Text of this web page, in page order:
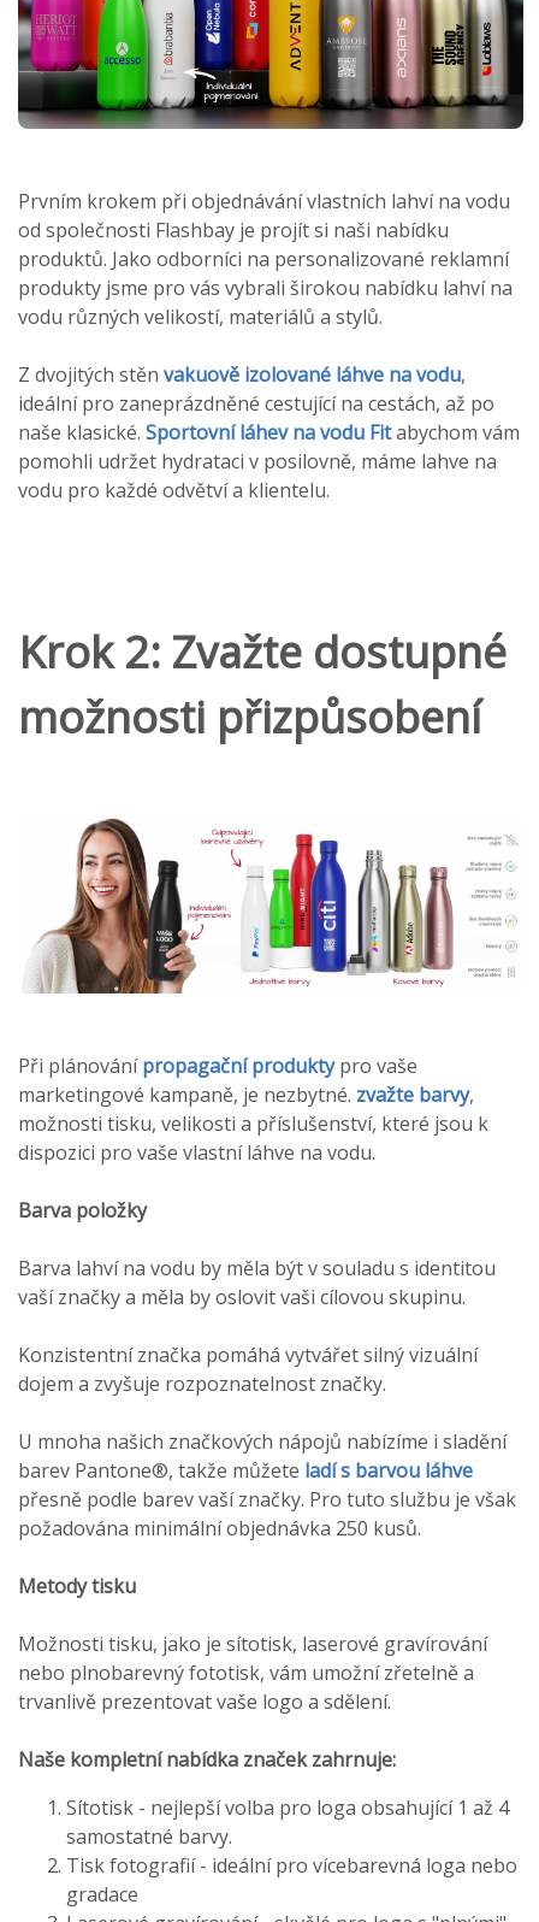
Prvním krokem při objednávání vlastních lahví na vodu
od společnosti Flashbay je projít si naši nabídku
produktů. Jako odborníci na personalizované reklamní
produkty jsme pro vás vybrali širokou nabídku lahví na
vodu různých velikostí, materiálů a stylů.
Z dvojitých stěn vakuově izolované láhve na vodu,
ideální pro zaneprázdněné cestující na cestách, až po
naše klasické. Sportovní láhev na vodu Fitabychom vám
pomohli udržet hydrataci v posilovně, máme lahve na
vodu pro každé odvětví a klientelu.
Krok 2: Zvažte dostupné
možnosti přizpůsobení
Při plánovánípropagační produktypro vaše
marketingové kampaně, je nezbytné. zvažte barvy,
možnosti tisku, velikosti a příslušenství, které jsou k
dispozici pro vaše vlastní láhve na vodu.
Barva položky
Barva lahví na vodu by měla být v souladu s identitou
vaší značky a měla by oslovit vaši cílovou skupinu.
Konzistentní značka pomáhá vytvářet silný vizuální
dojem a zvyšuje rozpoznatelnost značky.
U mnoha našich značkových nápojů nabízíme i sladění
barev Pantone®, takže můžete ladí s barvou láhve
přesně podle barev vaší značky. Pro tuto službu je však
požadována minimální objednávka 250 kusů.
Metody tisku
Možnosti tisku, jako je sítotisk, laserové gravírování
nebo plnobarevný fototisk, vám umožní zřetelně a
trvanlivě prezentovat vaše logo a sdělení.
Naše kompletní nabídka značek zahrnuje:
Sítotisk - nejlepší volba pro loga obsahující 1 až 4
samostatné barvy.
Tisk fotografií - ideální pro vícebarevná loga nebo
gradace